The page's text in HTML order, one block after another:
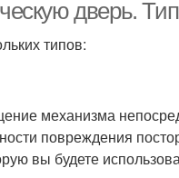
дверь.
типов:
механизма
повреждения
вы будете